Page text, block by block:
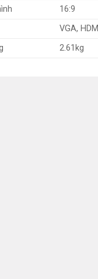
16:9
VGA, HDMI
2.61kg